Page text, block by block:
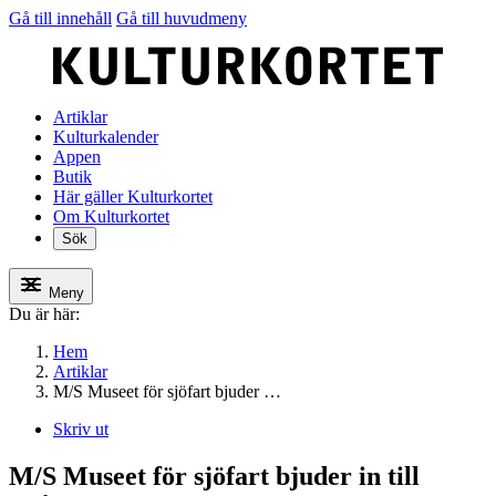
Gå till innehåll Gå till huvudmeny
Artiklar
Kulturkalender
Appen
Butik
Här gäller Kulturkortet
Om Kulturkortet
Sök
Meny
Du är här:
Hem
Artiklar
M/S Museet för sjöfart bjuder …
Skriv ut
M/S Museet för sjöfart bjuder in till